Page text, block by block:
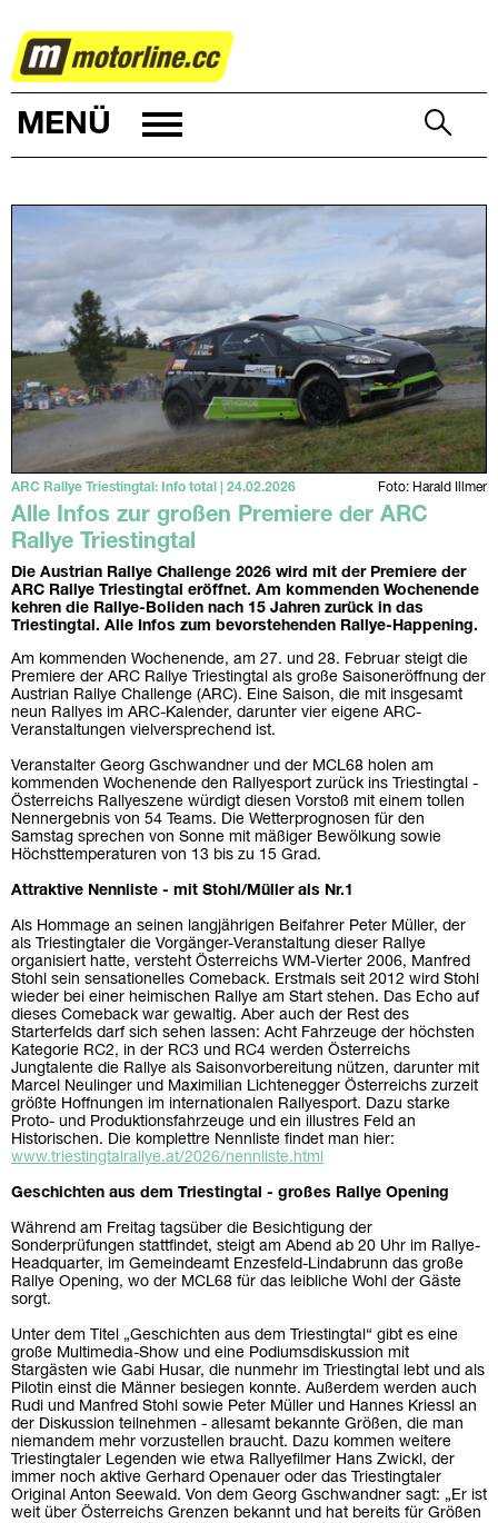
RALLYE
MENÜ
Foto: Harald Illmer
ARC Rallye Triestingtal: Info total | 24.02.2026
Alle Infos zur großen Premiere der ARC
Rallye Triestingtal
Die Austrian Rallye Challenge 2026 wird mit der Premiere der
ARC Rallye Triestingtal eröffnet. Am kommenden Wochenende
kehren die Rallye-Boliden nach 15 Jahren zurück in das
Triestingtal. Alle Infos zum bevorstehenden Rallye-Happening.
Am kommenden Wochenende, am 27. und 28. Februar steigt die
Premiere der ARC Rallye Triestingtal als große Saisoneröffnung der
Austrian Rallye Challenge (ARC). Eine Saison, die mit insgesamt
neun Rallyes im ARC-Kalender, darunter vier eigene ARC-
Veranstaltungen vielversprechend ist.
Veranstalter Georg Gschwandner und der MCL68 holen am
kommenden Wochenende den Rallyesport zurück ins Triestingtal -
Österreichs Rallyeszene würdigt diesen Vorstoß mit einem tollen
Nennergebnis von 54 Teams. Die Wetterprognosen für den
Samstag sprechen von Sonne mit mäßiger Bewölkung sowie
Höchsttemperaturen von 13 bis zu 15 Grad.
Attraktive Nennliste - mit Stohl/Müller als Nr.1
Als Hommage an seinen langjährigen Beifahrer Peter Müller, der
als Triestingtaler die Vorgänger-Veranstaltung dieser Rallye
organisiert hatte, versteht Österreichs WM-Vierter 2006, Manfred
Stohl sein sensationelles Comeback. Erstmals seit 2012 wird Stohl
wieder bei einer heimischen Rallye am Start stehen. Das Echo auf
dieses Comeback war gewaltig. Aber auch der Rest des
Starterfelds darf sich sehen lassen: Acht Fahrzeuge der höchsten
Kategorie RC2, in der RC3 und RC4 werden Österreichs
Jungtalente die Rallye als Saisonvorbereitung nützen, darunter mit
Marcel Neulinger und Maximilian Lichtenegger Österreichs zurzeit
größte Hoffnungen im internationalen Rallyesport. Dazu starke
Proto- und Produktionsfahrzeuge und ein illustres Feld an
Historischen. Die komplettre Nennliste findet man hier:
www.triestingtalrallye.at/2026/nennliste.html
Geschichten aus dem Triestingtal - großes Rallye Opening
Während am Freitag tagsüber die Besichtigung der
Sonderprüfungen stattfindet, steigt am Abend ab 20 Uhr im Rallye-
Headquarter, im Gemeindeamt Enzesfeld-Lindabrunn das große
Rallye Opening, wo der MCL68 für das leibliche Wohl der Gäste
sorgt.
Unter dem Titel „Geschichten aus dem Triestingtal“ gibt es eine
große Multimedia-Show und eine Podiumsdiskussion mit
Stargästen wie Gabi Husar, die nunmehr im Triestingtal lebt und als
Pilotin einst die Männer besiegen konnte. Außerdem werden auch
Rudi und Manfred Stohl sowie Peter Müller und Hannes Kriessl an
der Diskussion teilnehmen - allesamt bekannte Größen, die man
niemandem mehr vorzustellen braucht. Dazu kommen weitere
Triestingtaler Legenden wie etwa Rallyefilmer Hans Zwickl, der
immer noch aktive Gerhard Openauer oder das Triestingtaler
Original Anton Seewald. Von dem Georg Gschwandner sagt: „Er ist
weit über Österreichs Grenzen bekannt und hat bereits für Größen